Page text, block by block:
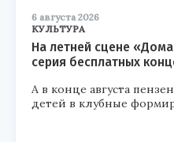
6 августа 2026
КУЛЬТУРА
На летней сцене
серия бесплатных
А в конце августа
детей в клубные